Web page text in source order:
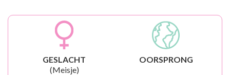
GESLACHT
(Meisje)
OORSPRONG